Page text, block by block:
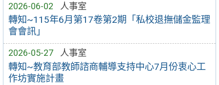
2026-06-02 人事室
轉知~115年6月第17卷第2期「私校退撫儲金監理
會會訊」
2026-05-27 人事室
轉知~教育部教師諮商輔導支持中心7月份衷心工
作坊實施計畫